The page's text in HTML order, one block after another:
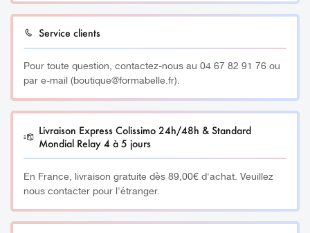
__________
et uniforme. Laisser poser jusqu’à 10 minutes. Une fois le
temps écoulé, enlever la lotion LashBotox à l’aide d’un
coton tige sec. Éviter tout contact avec la peau.
________
Attention : Ce produit est destiné à un usage
professionnel et nécessite une formation préalable dans
notre organisme de formation partenaire. Nous déclinons
toute responsabilité en cas de mauvaise utilisation de ce
Service clients
Pour toute question, contactez-nous au 04 67 82 91 76 ou
par e-mail (boutique@formabelle.fr).
Livraison Express Colissimo 24h/48h & Standard
Mondial Relay 4 à 5 jours
En France, livraison gratuite dès 89,00€ d'achat. Veuillez
nous contacter pour l'étranger.